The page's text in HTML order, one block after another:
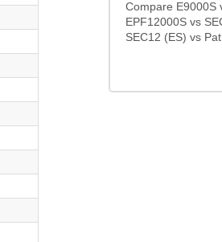
Compare E9000S
EPF12000S vs
SEC12 (ES) vs